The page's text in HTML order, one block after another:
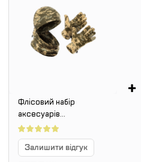
Флісовий набір
аксесуарів
SPECPROM: шапка +
рукавички + баф.
Піксель
Залишити відгук
+